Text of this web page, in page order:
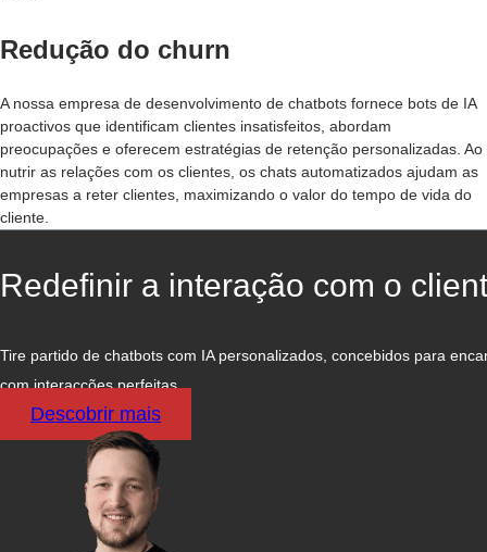
Redução do churn
A nossa empresa de desenvolvimento de chatbots fornece bots de IA
proactivos que identificam clientes insatisfeitos, abordam
preocupações e oferecem estratégias de retenção personalizadas. Ao
nutrir as relações com os clientes, os chats automatizados ajudam as
empresas a reter clientes, maximizando o valor do tempo de vida do
cliente.
Redefinir a interação com o
Tire partido de chatbots com IA personalizados, concebidos para
com interacções perfeitas.
Descobrir mais